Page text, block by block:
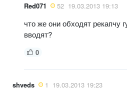
Red071 52 19.03.2013 19:13
что же они обходят рекапчу
вводят?
0
shveds 1 19.03.2013 19:23